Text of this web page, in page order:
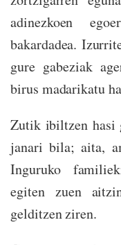
adinezkoen
bakardadea.
gure gabeziak
birus madarikatu
Zutik ibiltzen hasi
janari bila; aita,
Inguruko
egiten zuen
gelditzen ziren.